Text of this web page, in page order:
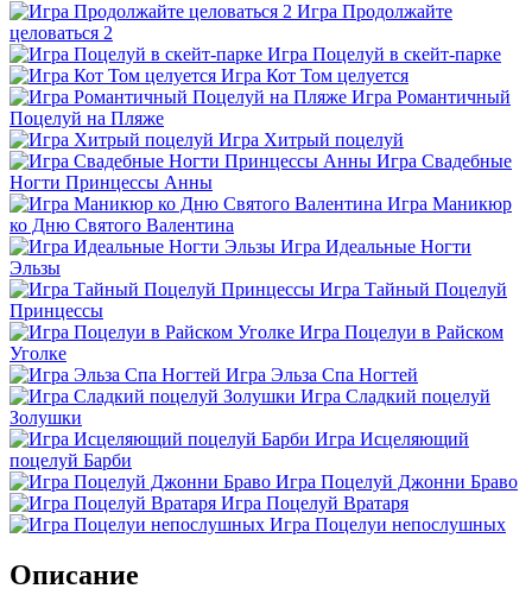
Игра Продолжайте
целоваться 2
Игра Поцелуй в скейт-парке
Игра Кот Том целуется
Игра Романтичный
Поцелуй на Пляже
Игра Хитрый поцелуй
Игра Свадебные
Ногти Принцессы Анны
Игра Маникюр
ко Дню Святого Валентина
Игра Идеальные Ногти
Эльзы
Игра Тайный Поцелуй
Принцессы
Игра Поцелуи в Райском
Уголке
Игра Эльза Спа Ногтей
Игра Сладкий поцелуй
Золушки
Игра Исцеляющий
поцелуй Барби
Игра Поцелуй Джонни Браво
Игра Поцелуй Вратаря
Игра Поцелуи непослушных
Описание